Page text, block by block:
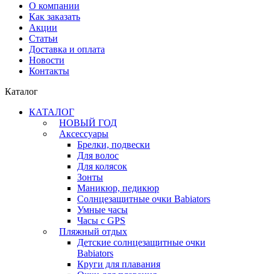
О компании
Как заказать
Акции
Статьи
Доставка и оплата
Новости
Контакты
Каталог
КАТАЛОГ
НОВЫЙ ГОД
Аксессуары
Брелки, подвески
Для волос
Для колясок
Зонты
Маникюр, педикюр
Солнцезащитные очки Babiators
Умные часы
Часы с GPS
Пляжный отдых
Детские солнцезащитные очки
Babiators
Круги для плавания